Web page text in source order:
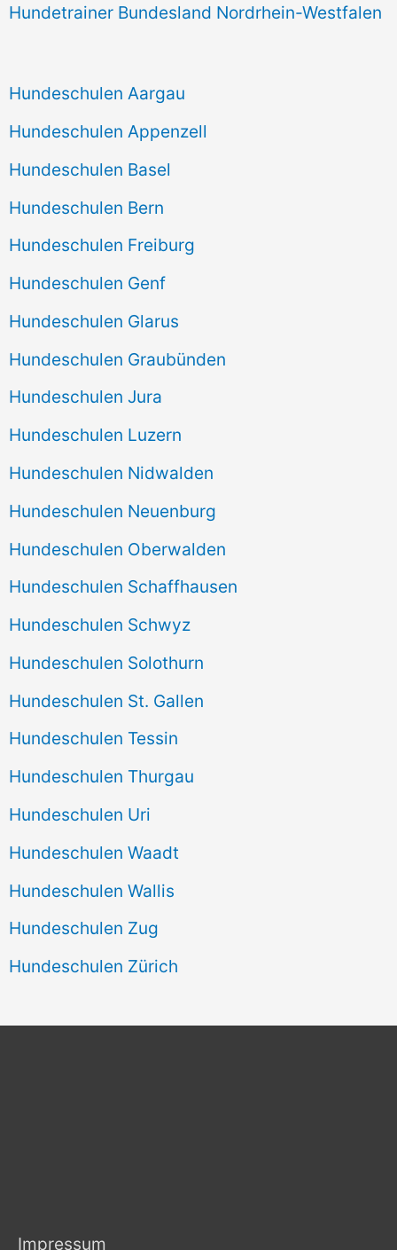
Hundetrainer Bundesland Nordrhein-Westfalen
Hundeschulen Aargau
Hundeschulen Appenzell
Hundeschulen Basel
Hundeschulen Bern
Hundeschulen Freiburg
Hundeschulen Genf
Hundeschulen Glarus
Hundeschulen Graubünden
Hundeschulen Jura
Hundeschulen Luzern
Hundeschulen Nidwalden
Hundeschulen Neuenburg
Hundeschulen Oberwalden
Hundeschulen Schaffhausen
Hundeschulen Schwyz
Hundeschulen Solothurn
Hundeschulen St. Gallen
Hundeschulen Tessin
Hundeschulen Thurgau
Hundeschulen Uri
Hundeschulen Waadt
Hundeschulen Wallis
Hundeschulen Zug
Hundeschulen Zürich
Impressum